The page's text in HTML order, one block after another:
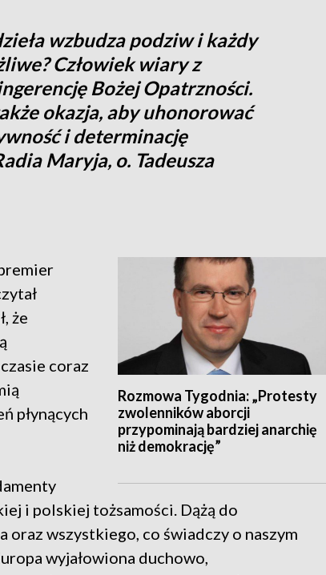
wzbudza podziw i każdy
Człowiek wiary z
Bożej Opatrzności.
okazja, aby uhonorować
i determinację
Maryja, o. Tadeusza
Rozmowa Tygodnia: „Protesty
zwolenników aborcji
przypominają bardziej anarchię
niż demokrację”
że
coraz
płynących
i polskiej tożsamości. Dążą do
oraz wszystkiego, co świadczy o naszym
wyjałowiona duchowo,